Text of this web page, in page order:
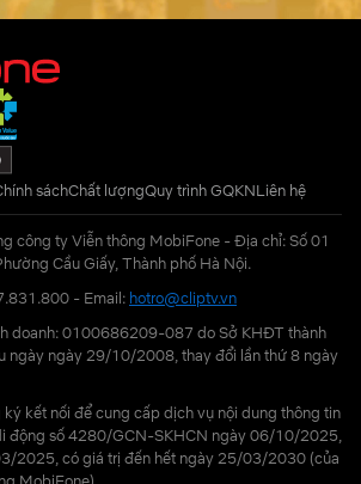
sáchChất lượngQuy trình GQKNLiên hệ
công ty Viễn thông MobiFone - Địa chỉ: Số 01
Cầu Giấy, Thành phố Hà Nội.
- Email: hotro@cliptv.vn
doanh: 0100686209-087 do Sở KHĐT thành
ngày ngày 29/10/2008, thay đổi lần thứ 8 ngày
kết nối để cung cấp dịch vụ nội dung thông tin
động số 4280/GCN-SKHCN ngày 06/10/2025,
2025, có giá trị đến hết ngày 25/03/2030 (của